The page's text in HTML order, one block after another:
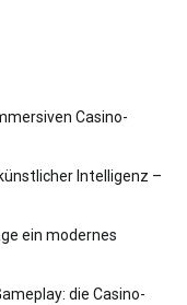
Casino-
Intelligenz –
ein modernes
die Casino-